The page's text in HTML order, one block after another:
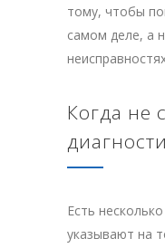
тому, чтобы
самом деле, а
Когда не
Есть
указывают на